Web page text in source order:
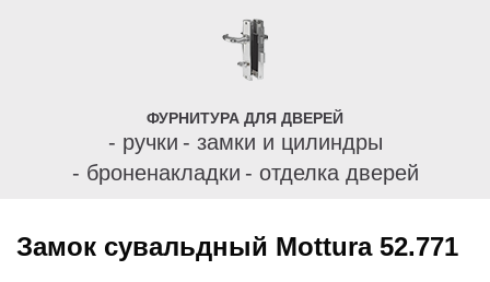
ФУРНИТУРА ДЛЯ ДВЕРЕЙ
- ручки - замки и цилиндры
- броненакладки - отделка дверей
Замок сувальдный Mottura 52.771